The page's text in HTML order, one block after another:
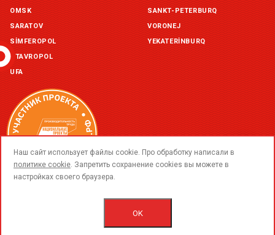
Склад Казань (г. Казань, ул. Родины, д. 2)
in stock:not in stock
Склад Уфа (г. Уфа, ул. Центральная, д. 19Б )
in stock:not in stock
OMSK
SANKT-PETERBURQ
SARATOV
SIMFEROPOL
STAVROPOL
UFA
VORONEJ
YEKATERINBURQ
© 2015-2020 «PerfoGrad» MMC.
call
Наш сайт использует файлы cookie. Про обработку написали в
политике cookie. Запретить сохранение cookies вы можете в
настройках своего браузера.
OK